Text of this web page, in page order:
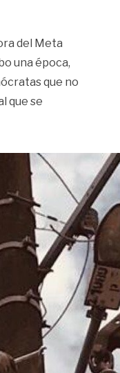
del Meta
una época,
que no
que se